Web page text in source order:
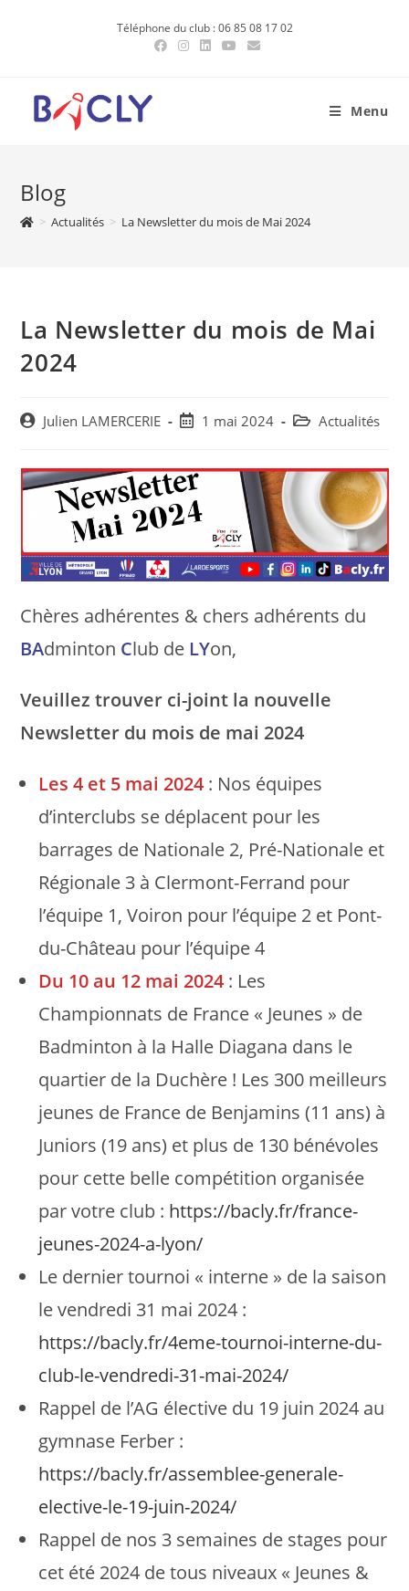
Téléphone du club : 06 85 08 17 02
Menu
Blog
> Actualités > La Newsletter du mois de Mai 2024
La Newsletter du mois de Mai
2024
PostJulien LAMERCERIE
Post1 mai 2024
Post Actualités
Chères adhérentes & chers adhérents du
BAdminton Club de LYon,
Veuillez trouver ci-joint la nouvelle
Newsletter du mois de mai 2024
Les 4 et 5 mai 2024 : Nos équipes
d’interclubs se déplacent pour les
barrages de Nationale 2, Pré-Nationale et
Régionale 3 à Clermont-Ferrand pour
l’équipe 1, Voiron pour l’équipe 2 et Pont-
du-Château pour l’équipe 4
Du 10 au 12 mai 2024 : Les
Championnats de France « Jeunes » de
Badminton à la Halle Diagana dans le
quartier de la Duchère ! Les 300 meilleurs
jeunes de France de Benjamins (11 ans) à
Juniors (19 ans) et plus de 130 bénévoles
pour cette belle compétition organisée
par votre club : https://bacly.fr/france-
jeunes-2024-a-lyon/
Le dernier tournoi « interne » de la saison
le vendredi 31 mai 2024 :
https://bacly.fr/4eme-tournoi-interne-du-
club-le-vendredi-31-mai-2024/
Rappel de l’AG élective du 19 juin 2024 au
gymnase Ferber :
https://bacly.fr/assemblee-generale-
elective-le-19-juin-2024/
Rappel de nos 3 semaines de stages pour
cet été 2024 de tous niveaux « Jeunes &